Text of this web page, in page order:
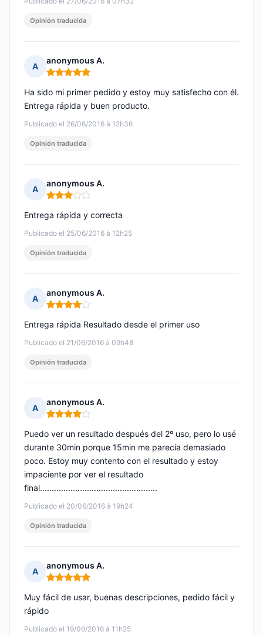
Opinión traducida
A
anonymous A.
Nota: 5 de 5
Publicado el 26/06/2016 à 12h36
Ha sido mi primer pedido y estoy muy satisfecho con él.
Entrega rápida y buen producto.
Opinión traducida
A
anonymous A.
Nota: 3 de 5
Publicado el 25/06/2016 à 12h25
Entrega rápida y correcta
Opinión traducida
A
anonymous A.
Nota: 4 de 5
Publicado el 21/06/2016 à 09h48
Entrega rápida Resultado desde el primer uso
Opinión traducida
A
anonymous A.
Nota: 4 de 5
Publicado el 20/06/2016 à 19h24
Puedo ver un resultado después del 2º uso, pero lo usé
durante 30min porque 15min me parecía demasiado
poco. Estoy muy contento con el resultado y estoy
impaciente por ver el resultado
final..................................................
Opinión traducida
A
anonymous A.
Nota: 5 de 5
Publicado el 19/06/2016 à 11h25
Muy fácil de usar, buenas descripciones, pedido fácil y
rápido